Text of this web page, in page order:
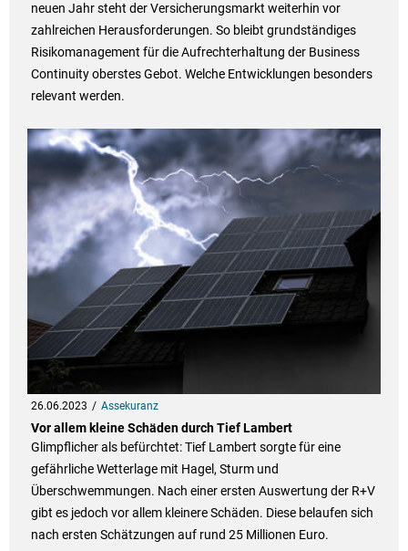
neuen Jahr steht der Versicherungsmarkt weiterhin vor
zahlreichen Herausforderungen. So bleibt grundständiges
Risikomanagement für die Aufrechterhaltung der Business
Continuity oberstes Gebot. Welche Entwicklungen besonders
relevant werden.
26.06.2023 Assekuranz
Vor allem kleine Schäden durch Tief Lambert
Glimpflicher als befürchtet: Tief Lambert sorgte für eine
gefährliche Wetterlage mit Hagel, Sturm und
Überschwemmungen. Nach einer ersten Auswertung der R+V
gibt es jedoch vor allem kleinere Schäden. Diese belaufen sich
nach ersten Schätzungen auf rund 25 Millionen Euro.